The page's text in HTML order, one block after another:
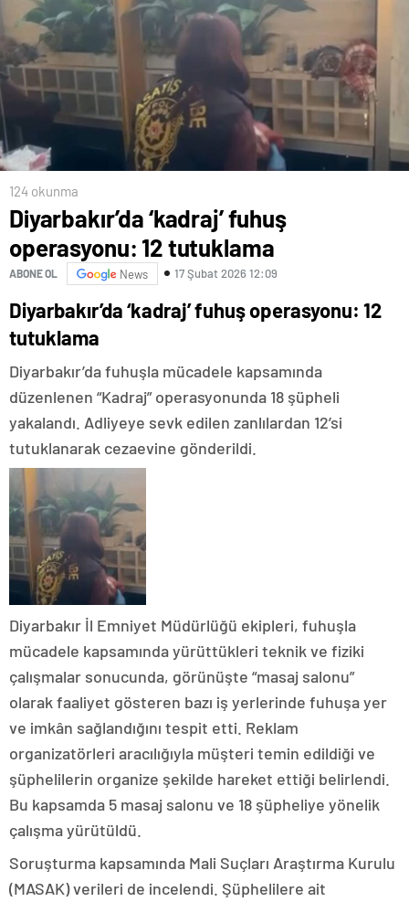
124 okunma
Diyarbakır’da ‘kadraj’ fuhuş
operasyonu: 12 tutuklama
ABONE OL News 17 Şubat 2026 12:09
Diyarbakır’da ‘kadraj’ fuhuş operasyonu: 12
tutuklama
Diyarbakır’da fuhuşla mücadele kapsamında
düzenlenen “Kadraj” operasyonunda 18 şüpheli
yakalandı. Adliyeye sevk edilen zanlılardan 12’si
tutuklanarak cezaevine gönderildi.
Diyarbakır İl Emniyet Müdürlüğü ekipleri, fuhuşla
mücadele kapsamında yürüttükleri teknik ve fiziki
çalışmalar sonucunda, görünüşte “masaj salonu”
olarak faaliyet gösteren bazı iş yerlerinde fuhuşa yer
ve imkân sağlandığını tespit etti. Reklam
organizatörleri aracılığıyla müşteri temin edildiği ve
şüphelilerin organize şekilde hareket ettiği belirlendi.
Bu kapsamda 5 masaj salonu ve 18 şüpheliye yönelik
çalışma yürütüldü.
Soruşturma kapsamında Mali Suçları Araştırma Kurulu
(MASAK) verileri de incelendi. Şüphelilere ait